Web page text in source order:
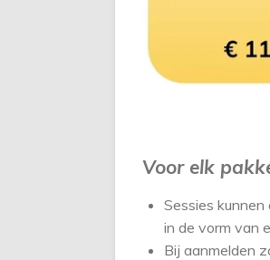
Voor elk
Sessies
in de vorm van
Bij aanmelden